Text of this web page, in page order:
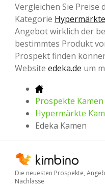
Vergleichen Sie Preise
Kategorie Hypermärkte
Angebot wirklich der
bestimmtes Produkt
Prospekt finden
Website edeka.de um
Prospekte Kamen
Hypermärkte
Edeka Kamen
Die neuesten Prospekte,
Nachlässe